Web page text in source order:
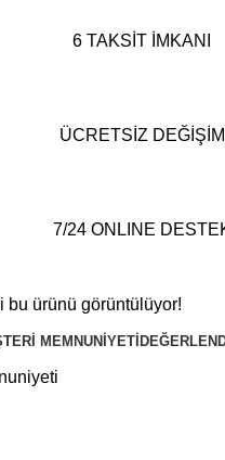
6 TAKSİT İMKANI
ÜCRETSİZ DEĞİŞİM
7/24 ONLINE
bu ürünü görüntülüyor!
MEMNUNIYETI